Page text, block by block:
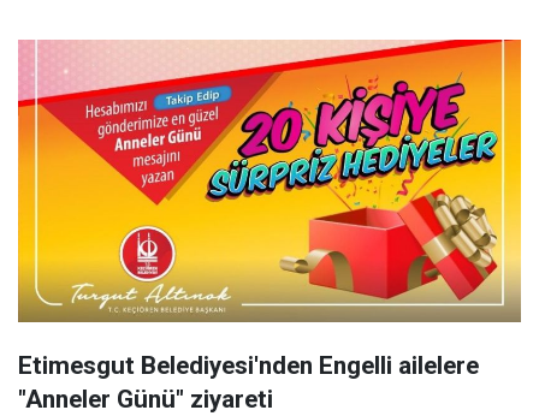
Etimesgut Belediyesi'nden Engelli ailelere
"Anneler Günü" ziyareti